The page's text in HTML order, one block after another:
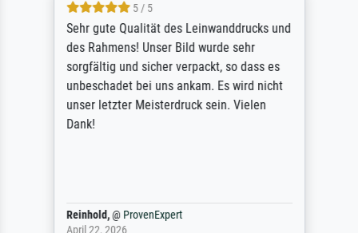
5 / 5
Sehr gute Qualität des Leinwanddrucks und
des Rahmens! Unser Bild wurde sehr
sorgfältig und sicher verpackt, so dass es
unbeschadet bei uns ankam. Es wird nicht
unser letzter Meisterdruck sein. Vielen
Dank!
Reinhold,@ ProvenExpert
April 22, 2026